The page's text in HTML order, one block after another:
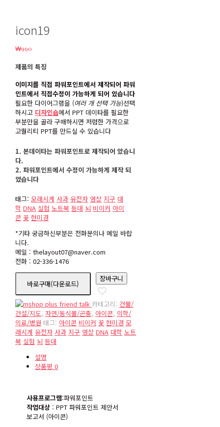
icon19
₩990
제품의 특징
이미지를 직접 파워포인트에서 제작되어 파워
인트에서 직접수정이 가능하게 되어 있습니다
필요한 다이어그램을 (여러 개 선택 가능)선택
하시고 디자인숍에서 PPT 데이타를 필요한
부분만을 골라 구매하시면 저렴한 가격으로
고퀄리티 PPT를 만드실 수 있습니다
1. 본데이타는 파워포인트로 제작되어 았습니
다.
2. 파워포인트에서 수정이 가능하게 제작 되
었습니다
태그: 모래시계 사과 유전자 영상 지구 대
학 DNA 실험 노트북 등대 뇌 비이커 아이
콘 꽃 현미경
*기타 궁금하신부분은 전화문의나 메일 바랍
니다.
메일 : thelayout07@naver.com
전화 : 02-336-1476
바로구매(다운로드)
icon19
수
량
장바구니
카테고리: 건물/
건설/지도, 자연/동식물/곤충, 아이콘, 의학/
의료/병원 태그: 아이콘 비이커 꽃 현미경 모
래시계 유전자 사과 지구 영상 DNA 대학 노트
북 실험 뇌 등대
설명
상품평 0
사용프로그램:파워포인트
작업대상 : PPT 파워포인트 제안서
보고서 (아이콘)